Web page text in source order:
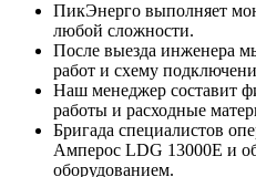
ПикЭнерго выполняет
любой сложности.
После выезда инженера
работ и схему
Наш менеджер составит
работы и расходные
Бригада специалистов
Амперос LDG 13000E и
оборудованием.